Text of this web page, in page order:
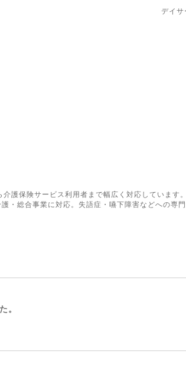
デイサ
護保険サービス利用者まで幅広く対応しています
・総合事業に対応。失語症・嚥下障害などへの専
。